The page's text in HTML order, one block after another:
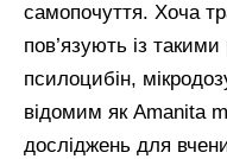
самопочуття. Хоча
пов’язують із
псилоцибін,
відомим як Amanita
досліджень для